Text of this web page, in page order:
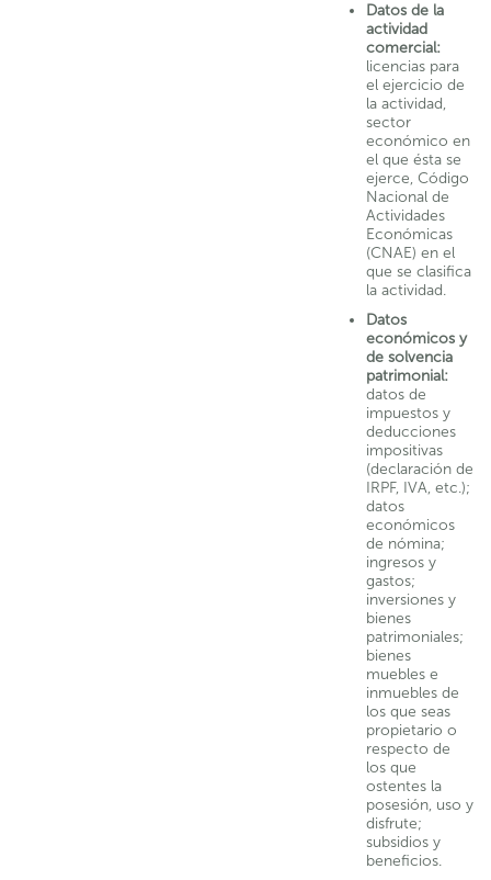
Datos de la
actividad
comercial:
licencias para
el ejercicio de
la actividad,
sector
económico en
el que ésta se
ejerce, Código
Nacional de
Actividades
Económicas
(CNAE) en el
que se clasifica
la actividad.
Datos
económicos y
de solvencia
patrimonial:
datos de
impuestos y
deducciones
impositivas
(declaración de
IRPF, IVA, etc.);
datos
económicos
de nómina;
ingresos y
gastos;
inversiones y
bienes
patrimoniales;
bienes
muebles e
inmuebles de
los que seas
propietario o
respecto de
los que
ostentes la
posesión, uso y
disfrute;
subsidios y
beneficios.